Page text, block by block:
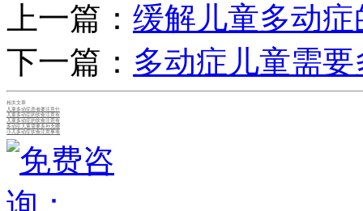
上一篇： 缓解儿童多动
下一篇： 多动症儿童需
相关文章
儿童多动症患者要注意什
儿童多动症的饮食注意有
儿童多动症的饮食注意有
多动症儿童需要多补充哪
小儿多动症饮食注意事项